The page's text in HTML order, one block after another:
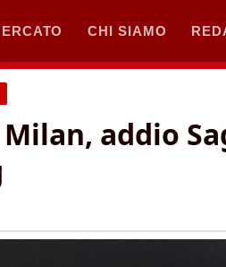
CHI SIAMO
Milan, addio